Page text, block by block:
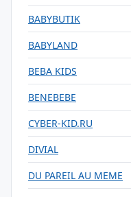
BABYBUTIK
BABYLAND
BEBA KIDS
BENEBEBE
CYBER-KID.RU
DIVIAL
DU PAREIL AU MEME